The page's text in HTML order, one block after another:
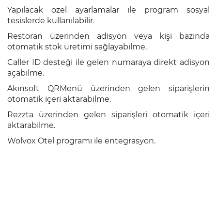
Yapılacak özel ayarlamalar ile program sosyal
tesislerde kullanılabilir.
Restoran üzerinden adisyon veya kişi bazında
otomatik stok üretimi sağlayabilme.
Caller ID desteği ile gelen numaraya direkt adisyon
açabilme.
Akınsoft QRMenü üzerinden gelen siparişlerin
otomatik içeri aktarabilme.
Rezzta üzerinden gelen siparişleri otomatik içeri
aktarabilme.
Wolvox Otel programı ile entegrasyon.